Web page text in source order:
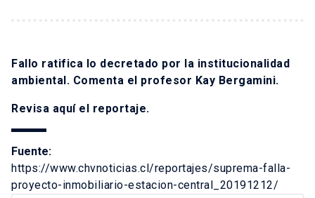
Fallo ratifica lo decretado por la institucionalidad
ambiental. Comenta el profesor Kay Bergamini.
Revisa aquíel reportaje.
Fuente:
https://www.chvnoticias.cl/reportajes/suprema-falla-
proyecto-inmobiliario-estacion-central_20191212/